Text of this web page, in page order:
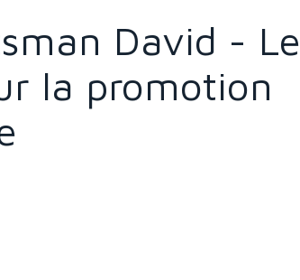
David - Le
la promotion